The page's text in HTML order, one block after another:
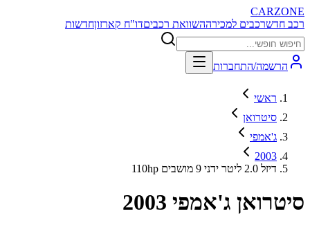
CARZONE
רכב חדשרכבים למכירההשוואת רכביםדו"ח קארזוןחדשות
הרשמה/התחברות
ראשי
סיטרואן
ג'אמפי
2003
110hp דיזל 2.0 ליטר ידני 9 מושבים
סיטרואן ג'אמפי 2003